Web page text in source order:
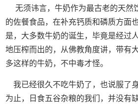
无须讳言，牛奶作为最古老的天然
的佐餐食品，在补充钙质和磷质方面
是，大多数牛奶的诞生，毕竟是经过
地压榨而出的，从佛教角度讲，带有
多这样的牛奶，不中毒才怪。
我已经很久不吃牛奶了，也说服了
为止，日食五谷杂粮的我们，并没有